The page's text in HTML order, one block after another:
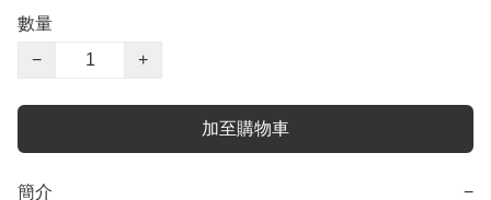
數量
−
+
加至購物車
簡介 −